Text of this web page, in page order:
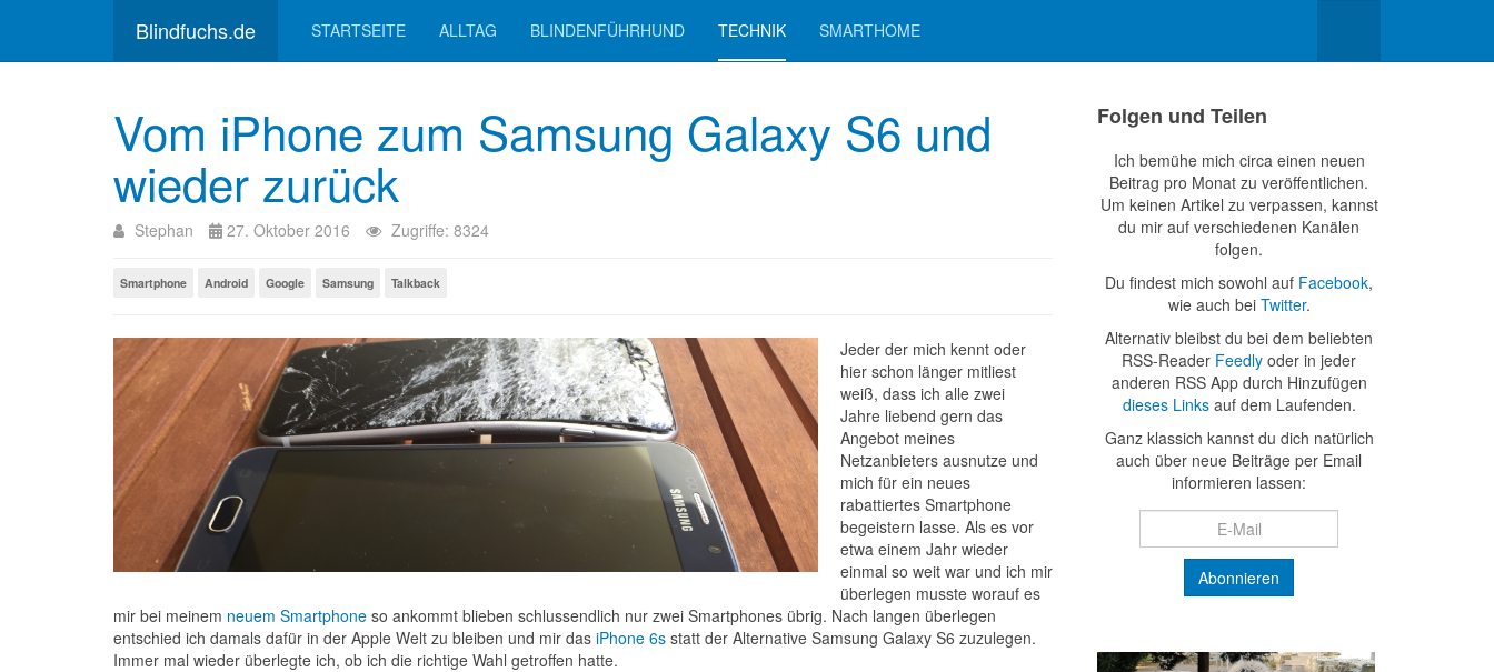
Blindfuchs.de STARTSEITE ALLTAG BLINDENFÜHRHUND TECHNIK SMARTHOME
Vom iPhone zum Samsung Galaxy S6 und
wieder zurück
Stephan 27. Oktober 2016 Zugriffe: 8324
Smartphone Android Google Samsung Talkback
Jeder der mich kennt oder
hier schon länger mitliest
weiß, dass ich alle zwei
Jahre liebend gern das
Angebot meines
Netzanbieters ausnutze und
mich für ein neues
rabattiertes Smartphone
begeistern lasse. Als es vor
etwa einem Jahr wieder
einmal so weit war und ich mir
überlegen musste worauf es
mir bei meinem neuem Smartphone so ankommt blieben schlussendlich nur zwei Smartphones übrig. Nach langen überlegen
entschied ich damals dafür in der Apple Welt zu bleiben und mir das iPhone 6s statt der Alternative Samsung Galaxy S6 zuzulegen.
Immer mal wieder überlegte ich, ob ich die richtige Wahl getroffen hatte.
Folgen und Teilen
Ich bemühe mich circa einen neuen
Beitrag pro Monat zu veröffentlichen.
Um keinen Artikel zu verpassen, kannst
du mir auf verschiedenen Kanälen
folgen.
Du findest mich sowohl auf Facebook,
wie auch bei Twitter.
Alternativ bleibst du bei dem beliebten
RSS-Reader Feedly oder in jeder
anderen RSS App durch Hinzufügen
dieses Linksauf dem Laufenden.
Ganz klassich kannst du dich natürlich
auch über neue Beiträge per Email
informieren lassen: